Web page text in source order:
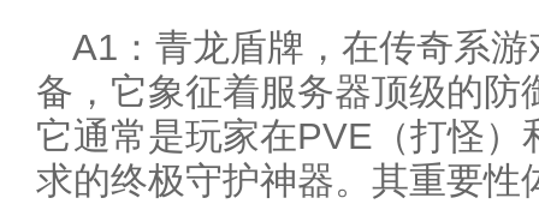
A1：青龙盾牌，在传奇系
备，它象征着服务器顶级的防
它通常是玩家在PVE（打怪
求的终极守护神器。其重要性